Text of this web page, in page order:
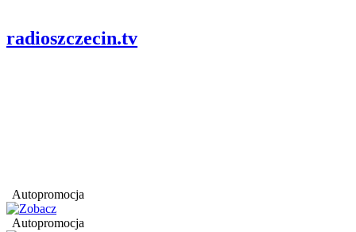
radioszczecin.tv
Autopromocja
Autopromocja